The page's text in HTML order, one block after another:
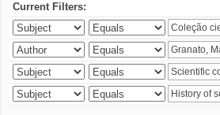
Current Filters: